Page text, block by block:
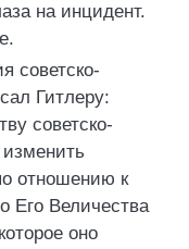
на инцидент.
советско-
Гитлеру:
советско-
отношению к
Его Величества
оно